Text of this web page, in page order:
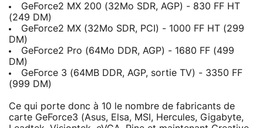
GeForce2 MX 200 (32Mo SDR, AGP) - 830 FF HT
(249 DM)
GeForce2 MX (32Mo SDR, PCI) - 1000 FF HT (299
DM)
GeForce2 Pro (64Mo DDR, AGP) - 1680 FF (499
DM)
GeForce 3 (64MB DDR, AGP, sortie TV) - 3350 FF
(999 DM)
Ce qui porte donc à 10 le nombre de fabricants de
carte GeForce3 (Asus, Elsa, MSI, Hercules, Gigabyte,